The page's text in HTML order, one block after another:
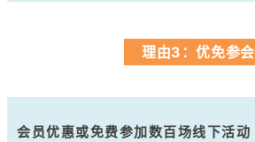
理由3：优免参会
会员优惠或免费参加数百场线下活动